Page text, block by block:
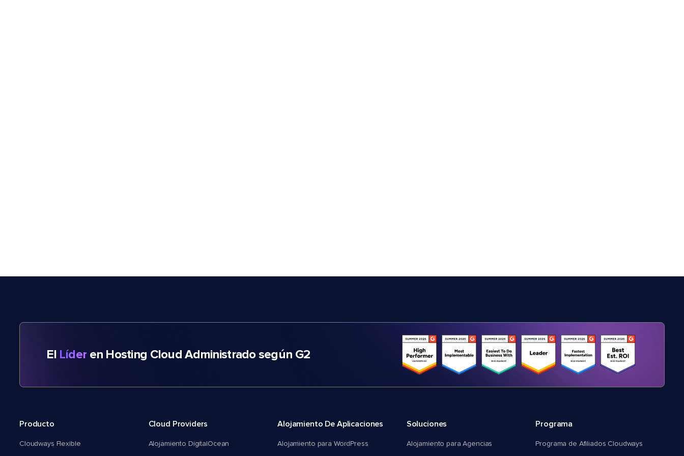
El Líder en Hosting Cloud Administrado según G2
Producto
Cloudways Flexible
Cloud Providers
Alojamiento DigitalOcean
Alojamiento De Aplicaciones
Alojamiento para WordPress
Soluciones
Alojamiento para Agencias
Programa
Programa de Afiliados Cloudways